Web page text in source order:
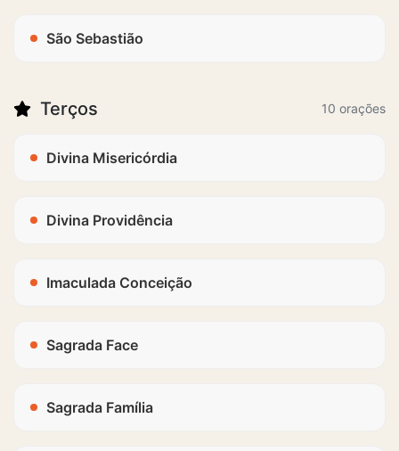
São Sebastião
Terços 10 orações
Divina Misericórdia
Divina Providência
Imaculada Conceição
Sagrada Face
Sagrada Família